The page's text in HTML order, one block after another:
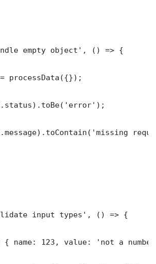
empty object', () => {
processData({});
input types', () => {
{ name: 123, value: 'not a